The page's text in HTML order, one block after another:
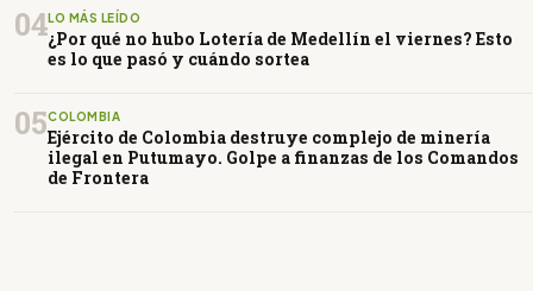
04LO MÁS LEÍDO
¿Por qué no hubo Lotería de Medellín el viernes? Esto
es lo que pasó y cuándo sortea
05COLOMBIA
Ejército de Colombia destruye complejo de minería
ilegal en Putumayo. Golpe a finanzas de los Comandos
de Frontera